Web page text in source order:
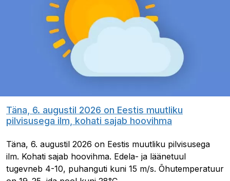
Täna, 6. augustil 2026 on Eestis muutliku
pilvisusega ilm, kohati sajab hoovihma
Täna, 6. augustil 2026 on Eestis muutliku pilvisusega
ilm. Kohati sajab hoovihma. Edela- ja läänetuul
tugevneb 4-10, puhanguti kuni 15 m/s. Õhutemperatuur